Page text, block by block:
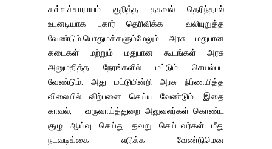
கள்ளச்சாராயம் குறித்த தகவல் தெரிந்தால்
உடனடியாக புகார் தெரிவிக்க வலியுறுத்த
வேண்டும்.பொதுமக்களும்மேலும் அரசு மதுபான
கடைகள் மற்றும் மதுபான கூடங்கள் அரசு
அனுமதித்த நேரங்களில் மட்டும் செயல்பட
வேண்டும். அது மட்டுமின்றி அரசு நிர்ணயித்த
விலையில் விற்பனை செய்ய வேண்டும். இதை
காவல், வருவாய்த்துறை அலுவலர்கள் கொண்ட
குழு ஆய்வு செய்து தவறு செய்பவர்கள் மீது
நடவடிக்கை எடுக்க வேண்டுமென